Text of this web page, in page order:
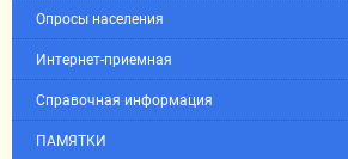
Опросы населения
Интернет-приемная
Справочная информация
ПАМЯТКИ